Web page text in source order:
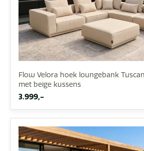
Flow Velora hoek loungebank
met beige kussens
3.999,-